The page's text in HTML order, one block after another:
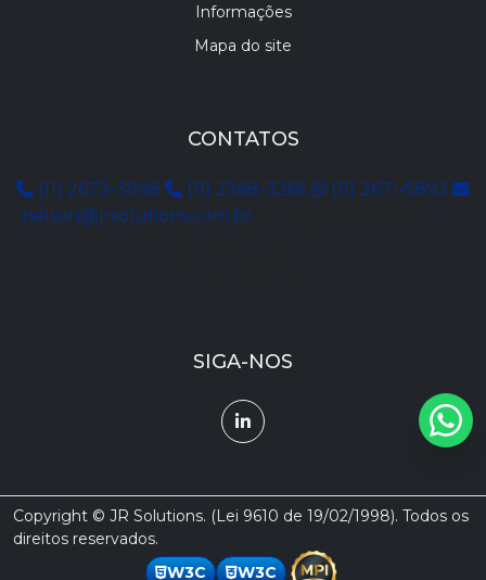
Informações
Mapa do site
CONTATOS
(11) 2673-3998 (11) 2368-3265
(11) 2671-5893
nelson@jrsolutions.com.br
SIGA-NOS
Copyright © JR Solutions. (Lei 9610 de 19/02/1998). Todos os
direitos reservados.
W3C
W3C